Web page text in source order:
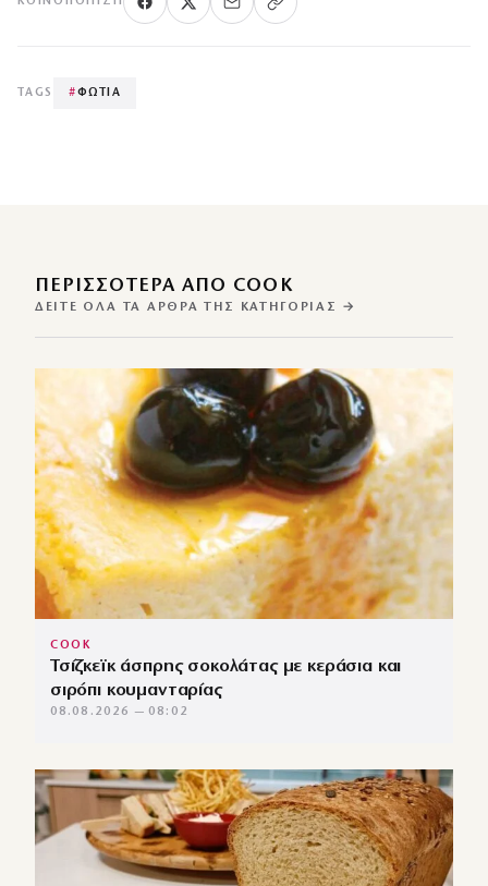
TAGS #ΦΩΤΙΑ
ΠΕΡΙΣΣΌΤΕΡΑ ΑΠΌ COOK
ΔΕΊΤΕ ΌΛΑ ΤΑ ΆΡΘΡΑ ΤΗΣ ΚΑΤΗΓΟΡΊΑΣ →
COOK
Τσίζκεϊκ άσπρης σοκολάτας με κεράσια και
σιρόπι κουμανταρίας
08.08.2026 — 08:02